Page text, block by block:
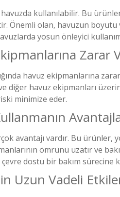
kullanılabilir. Bu
Önemli olan, havuzun
yosun önleyici
Zarar
havuz ekipmanlarına
diğer havuz ekipmanları
minimize eder.
avantajı vardır. Bu
ömrünü uzatır ve
dostu bir bakım sürecine
Uzun Vadeli